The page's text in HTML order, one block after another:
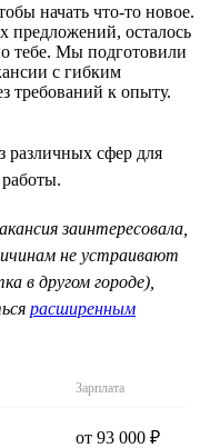
начать что-то новое.
осталось
тебе. Мы подготовили
с гибким
требований к опыту.
различных сфер для
заинтересовала,
не устраивают
в другом городе),
расширенным
Зарплата
от 93 000 ₽